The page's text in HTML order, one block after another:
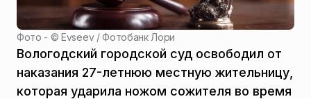
Фото - ©Evseev / Фотобанк Лори
Вологодский городской суд освободил от
наказания 27-летнюю местную жительницу,
которая ударила ножом сожителя во время